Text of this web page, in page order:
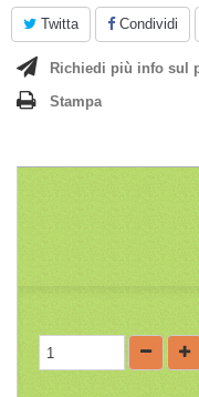
Twitta Condividi
Richiedi più info sul
Stampa